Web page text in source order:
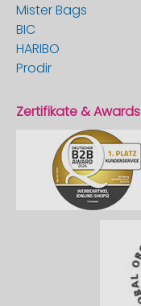
Mister Bags
BIC
HARIBO
Prodir
Zertifikate & Awards